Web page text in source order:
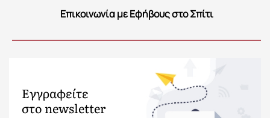
Επικοινωνία με Εφήβους στο Σπίτι
Εγγραφείτε
στο newsletter